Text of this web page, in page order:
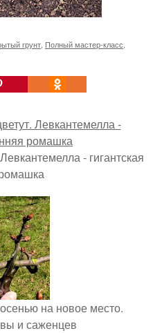
грунт Полный мастер-класс
- гигантская
на новое место.
и саженцев